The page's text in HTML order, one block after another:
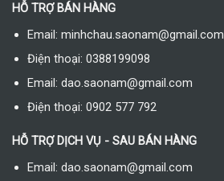
HỖ TRỢ BÁN HÀNG
Email: minhchau.saonam@gmail.com
Điện thoại: 0388199098
Email: dao.saonam@gmail.com
Điện thoại: 0902 577 792
HỖ TRỢ DỊCH VỤ - SAU BÁN HÀNG
Email: dao.saonam@gmail.com